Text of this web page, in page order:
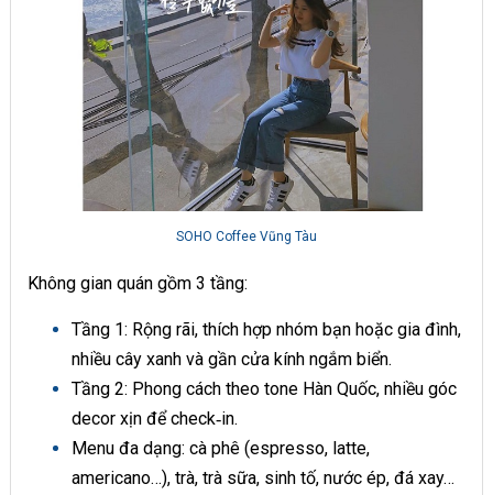
SOHO Coffee Vũng Tàu
Không gian quán gồm 3 tầng:
Tầng 1: Rộng rãi, thích hợp nhóm bạn hoặc gia đình,
nhiều cây xanh và gần cửa kính ngắm biển.
Tầng 2: Phong cách theo tone Hàn Quốc, nhiều góc
decor xịn để check‑in.
Menu đa dạng: cà phê (espresso, latte,
americano…), trà, trà sữa, sinh tố, nước ép, đá xay…